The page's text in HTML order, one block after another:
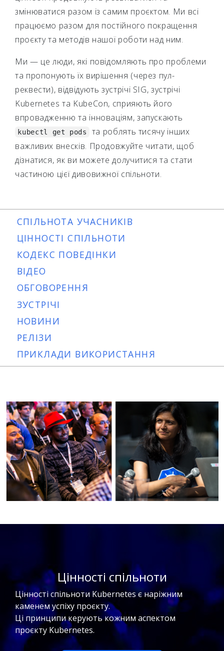
змінюватися разом із самим проєктом. Ми всі
працюємо разом для постійного покращення
проєкту та методів нашої роботи над ним.
Ми — це люди, які повідомляють про проблеми
та пропонують їх вирішення (через пул-
реквести), відвідують зустрічі SIG, зустрічі
Kubernetes та KubeCon, сприяють його
впровадженню та інноваціям, запускають
kubectl get pods
та роблять тисячу інших
важливих внесків. Продовжуйте читати, щоб
дізнатися, як ви можете долучитися та стати
частиною цієї дивовижної спільноти.
СПІЛЬНОТА УЧАСНИКІВ
ЦІННОСТІ СПІЛЬНОТИ
КОДЕКС ПОВЕДІНКИ
ВІДЕО
ОБГОВОРЕННЯ
ЗУСТРІЧІ
НОВИНИ
РЕЛІЗИ
ПРИКЛАДИ ВИКОРИСТАННЯ
Цінності спільноти
Цінності спільноти Kubernetes є наріжним
каменем успіху проєкту.
Ці принципи керують кожним аспектом
проєкту Kubernetes.